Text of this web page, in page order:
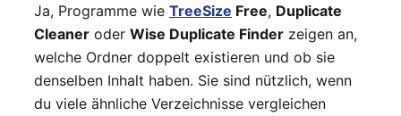
Ja, Programme wie TreeSize Free, Duplicate
Cleaner oder Wise Duplicate Finder zeigen an,
welche Ordner doppelt existieren und ob sie
denselben Inhalt haben. Sie sind nützlich, wenn
du viele ähnliche Verzeichnisse vergleichen